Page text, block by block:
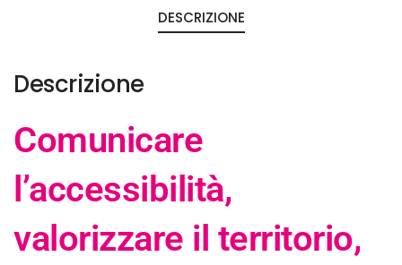
DESCRIZIONE
Descrizione
Comunicare
l’accessibilità,
valorizzare il territorio,